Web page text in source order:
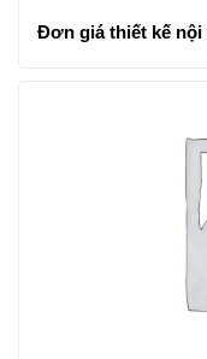
Đơn giá thiết kế nội